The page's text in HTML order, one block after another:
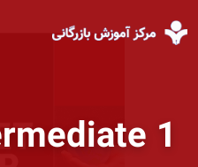
1